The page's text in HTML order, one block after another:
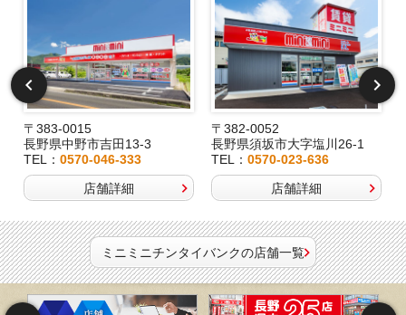
〒383-0015
長野県中野市吉田13-3
TEL： 0570-046-333
店舗詳細
〒382-0052
長野県須坂市大字塩川26-1
TEL：0570-023-636
店舗詳細
ミニミニチンタイバンクの店舗一覧